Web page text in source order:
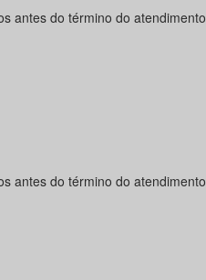
antes do término do atendimento
antes do término do atendimento